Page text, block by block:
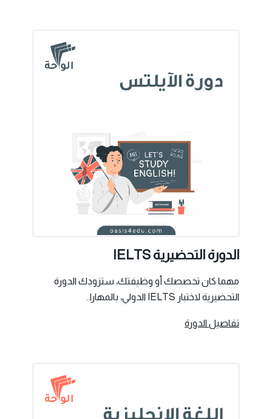
الدورة التحضيرية IELTS
مهما كان تخصصك أو وظيفتك، ستزودك الدورة
التحضيرية لاختبار IELTS الدولي، بالمهارا..
تفاصيل الدورة